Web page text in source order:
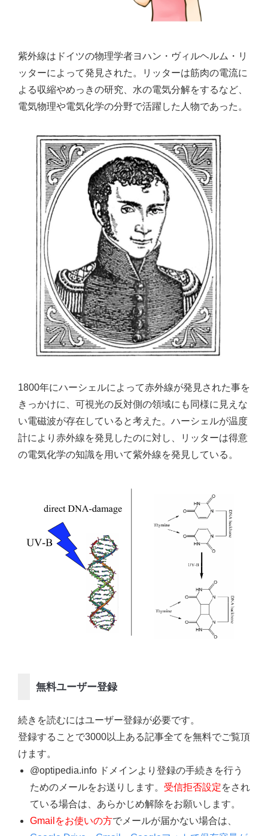
紫外線はドイツの物理学者ヨハン・ヴィルヘルム・リ
ッターによって発見された。リッターは筋肉の電流に
よる収縮やめっきの研究、水の電気分解をするなど、
電気物理や電気化学の分野で活躍した人物であった。
1800年にハーシェルによって赤外線が発見された事を
きっかけに、可視光の反対側の領域にも同様に見えな
い電磁波が存在していると考えた。ハーシェルが温度
計により赤外線を発見したのに対し、リッターは得意
の電気化学の知識を用いて紫外線を発見している。
無料ユーザー登録
続きを読むにはユーザー登録が必要です。
登録することで3000以上ある記事全てを無料でご覧頂
けます。
@optipedia.info ドメインより登録の手続きを行う
ためのメールをお送りします。 受信拒否設定をされ
ている場合は、あらかじめ解除をお願いします。
Gmailをお使いの方でメールが届かない場合は、